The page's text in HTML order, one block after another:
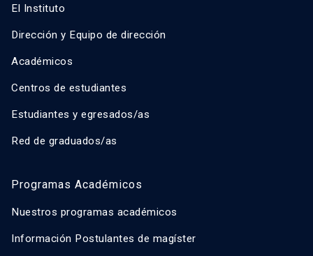
El Instituto
Dirección y Equipo de dirección
Académicos
Centros de estudiantes
Estudiantes y egresados/as
Red de graduados/as
Programas Académicos
Nuestros programas académicos
Información Postulantes de magíster